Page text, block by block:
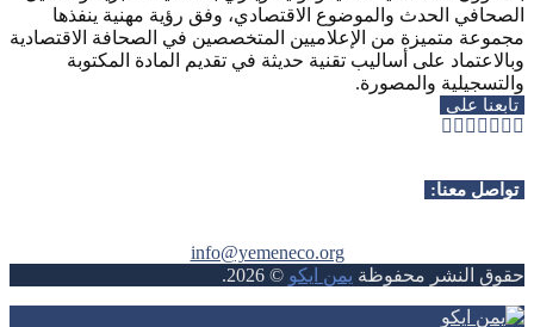
الصحافي الحدث والموضوع الاقتصادي، وفق رؤية مهنية ينفذها
مجموعة متميزة من الإعلاميين المتخصصين في الصحافة الاقتصادية
وبالاعتماد على أساليب تقنية حديثة في تقديم المادة المكتوبة
والتسجيلية والمصورة.
تابعنا على
Facebook
Twitter
Instagram
Youtube
Rss
Telegram
Whatsapp
تواصل معنا:
info@yemeneco.org
حقوق النشر محفوظة يمن ايكو©
2026
.